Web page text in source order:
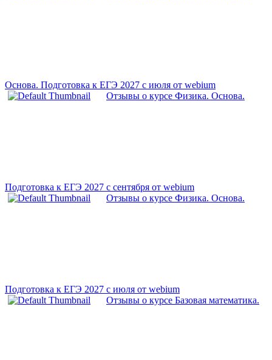
Основа. Подготовка к ЕГЭ 2027 с июля от webium
Отзывы о курсе Физика. Основа.
Подготовка к ЕГЭ 2027 с сентября от webium
Отзывы о курсе Физика. Основа.
Подготовка к ЕГЭ 2027 с июля от webium
Отзывы о курсе Базовая математика.